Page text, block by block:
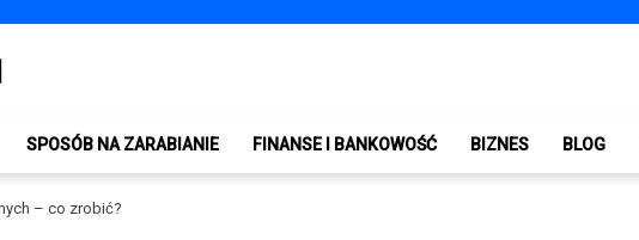
SPOSÓB NA ZARABIANIE FINANSE I BANKOWOŚĆ BIZNES BLOG
– co zrobić?